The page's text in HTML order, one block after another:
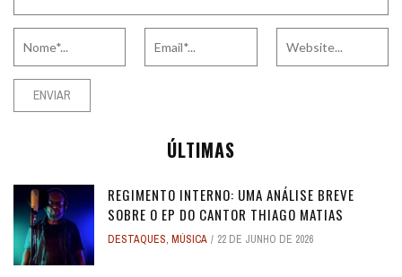
ÚLTIMAS
REGIMENTO INTERNO: UMA ANÁLISE BREVE
SOBRE O EP DO CANTOR THIAGO MATIAS
DESTAQUES, MÚSICA 22 DE JUNHO DE 2026